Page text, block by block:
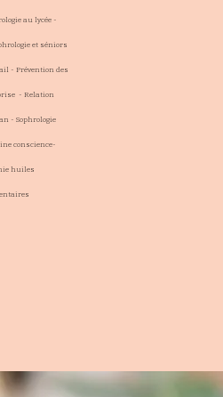
au lycée -
et séniors
- Prévention des
- Relation
- Sophrologie
conscience-
huiles